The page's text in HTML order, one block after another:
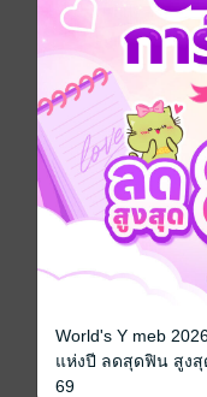
ซีรีส์
ประเภทไฟล์
วันที่วางขาย
ความยาว
ราคาปก
สนใจเวอร์ชั
พิมพ์ จะไม่มีขายโด
ซื้อ หรือติดต่อคนขา
World's Y meb
แห่งปี ลดสุดฟิน สูงสุ
69